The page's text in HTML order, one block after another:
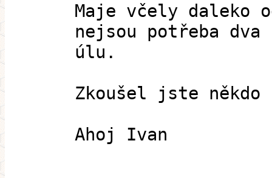
Maje včely daleko
nejsou potřeba dva
úlu.
Zkoušel jste někdo
Ahoj Ivan